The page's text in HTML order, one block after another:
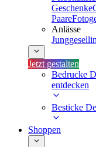
Geschenke
Paare
Anlässe
Jetzt gestalten
Bedrucke
entdecken
Besticke
Shoppen